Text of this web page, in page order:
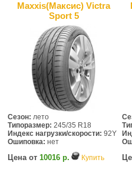
Maxxis(Максис) Victra
Sport 5
Сезон: лето
Типоразмер: 245/35 R18
Индекс нагрузки/скорости: 92Y
Ошиповка: нет
Цена от 10016 р. Купить